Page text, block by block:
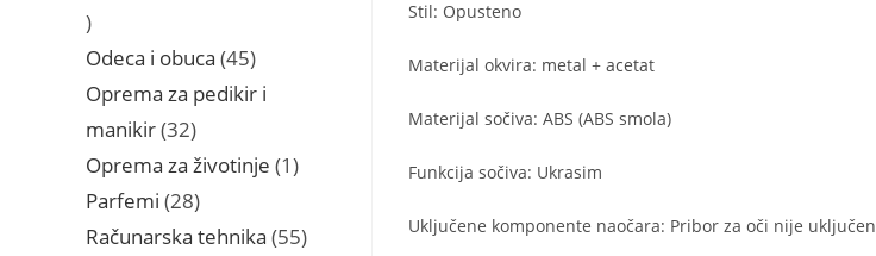
Stil: Opusteno
Materijal okvira: metal + acetat
Materijal sočiva: ABS (ABS smola)
Funkcija sočiva: Ukrasim
Uključene komponente naočara: Pribor za oči nije uključen
8
proizvoda
Odeca i obuca 4545
proizvoda
Oprema za pedikir i
manikir 3232
proizvoda
Oprema za životinje 1 1
Parfemi 2828
proizvoda
Računarska tehnika 5555